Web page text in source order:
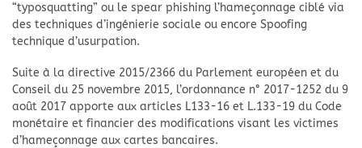
“typosquatting” ou le spear phishing l’hameçonnage ciblé via
des techniques d’ingénierie sociale ou encore Spoofing
technique d’usurpation.
Suite à la directive 2015/2366 du Parlement européen et du
Conseil du 25 novembre 2015, l’ordonnance n° 2017-1252 du 9
août 2017 apporte aux articles L133-16 et L.133-19 du Code
monétaire et financier des modifications visant les victimes
d’hameçonnage aux cartes bancaires.